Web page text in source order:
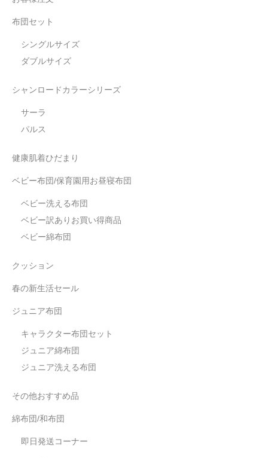
布団セット
シングルサイズ
ダブルサイズ
シャンロードカラーシリーズ
サーラ
パルス
健康肌着ひだまり
ベビー布団/保育園用お昼寝布団
ベビー洗える布団
ベビー訳ありお買い得商品
ベビー綿布団
クッション
春の新生活セール
ジュニア布団
キャラクター布団セット
ジュニア綿布団
ジュニア洗える布団
その他おすすめ品
綿布団/和布団
即日発送コーナー